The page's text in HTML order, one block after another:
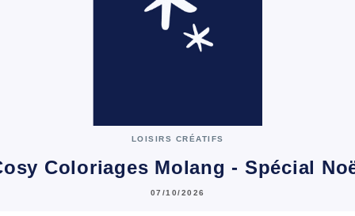
LOISIRS CRÉATIFS
Coloriages Molang - Spécial
07/10/2026